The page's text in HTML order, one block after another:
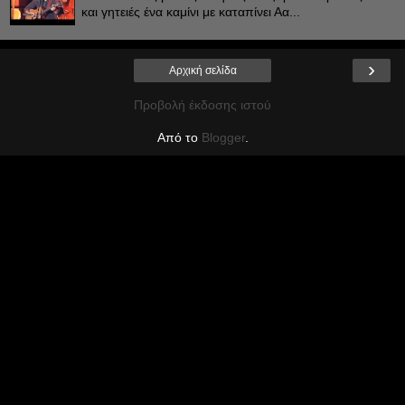
και γητειές ένα καμίνι με καταπίνει Αα...
›
Αρχική σελίδα
Προβολή έκδοσης ιστού
Από το Blogger.